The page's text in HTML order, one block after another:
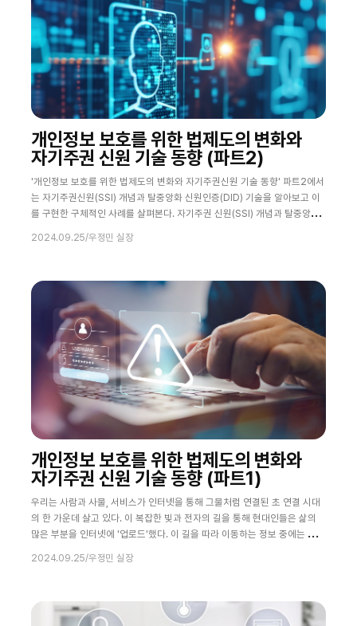
개인정보 보호를 위한 법제도의 변화와
자기주권 신원 기술 동향 (파트2)
'개인정보 보호를 위한 법제도의 변화와 자기주권신원 기술 동향' 파트2에서
는 자기주권신원(SSI) 개념과 탈중앙화 신원인증(DID) 기술을 알아보고 이
를 구현한 구체적인 사례를 살펴본다. 자기주권 신원(SSI) 개념과 탈중앙화
sovereign Identity, SSI) 개념과 탈중앙화 신원관리 기술은 중앙화 된 신
시
2024.09.25/우정민 실장
개인정보 보호를 위한 법제도의 변화와
자기주권 신원 기술 동향 (파트1)
우리는 사람과 사물, 서비스가 인터넷을 통해 그물처럼 연결된 초 연결 시대
의 한 가운데 살고 있다. 이 복잡한 빛과 전자의 길을 통해 현대인들은 삶의
많은 부분을 인터넷에 '업로드'했다. 이 길을 따라 이동하는 정보 중에는 이
되어 있다. 서비스에 전달된 개인정보는 보고싶던 영화, 새로운 보험 계약, 내
까지 온라인
2024.09.25/우정민 실장